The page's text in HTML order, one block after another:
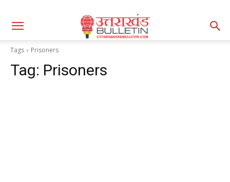
Tags Prisoners
Tag: Prisoners